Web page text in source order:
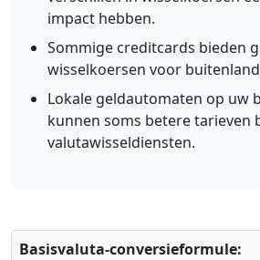
impact hebben.
Sommige creditcards bieden
wisselkoersen voor
Lokale geldautomaten op uw
kunnen soms betere tarieven
valutawisseldiensten.
Basisvaluta-conversieformule: